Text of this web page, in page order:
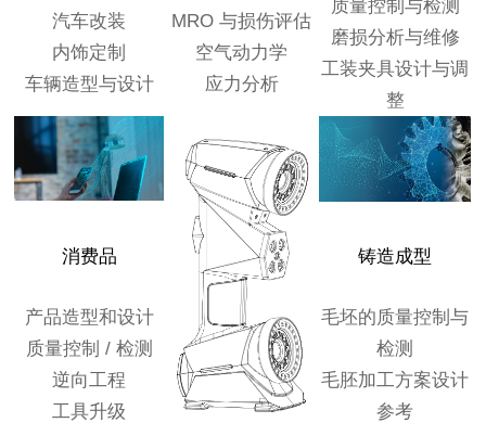
汽车改装
内饰定制
车辆造型与设计
MRO 与损伤评估
空气动力学
应力分析
质量控制与检测
磨损分析与维修
工装夹具设计与调
整
消费品 铸造成型
产品造型和设计
质量控制 / 检测
逆向工程
工具升级
毛坯的质量控制与
检测
毛胚加工方案设计
参考